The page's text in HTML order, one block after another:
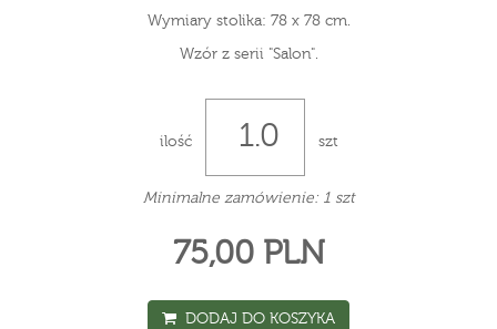
Wymiary stolika: 78 x 78 cm.
Wzór z serii "Salon".
ilość szt
Minimalne zamówienie: 1 szt
75,00 PLN
DODAJ DO KOSZYKA